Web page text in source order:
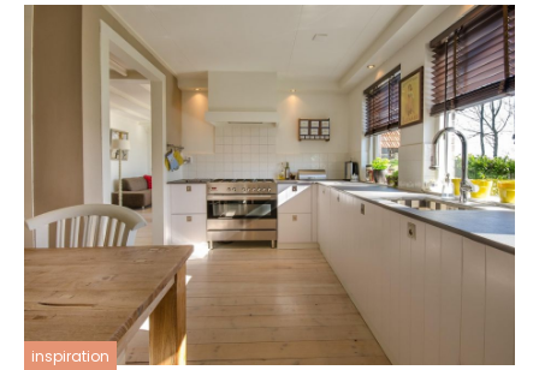
inspiration